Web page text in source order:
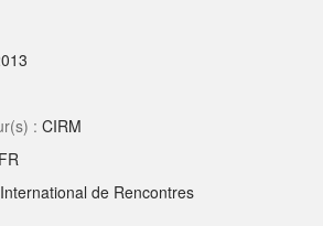
: CIRM
FR
de Rencontres